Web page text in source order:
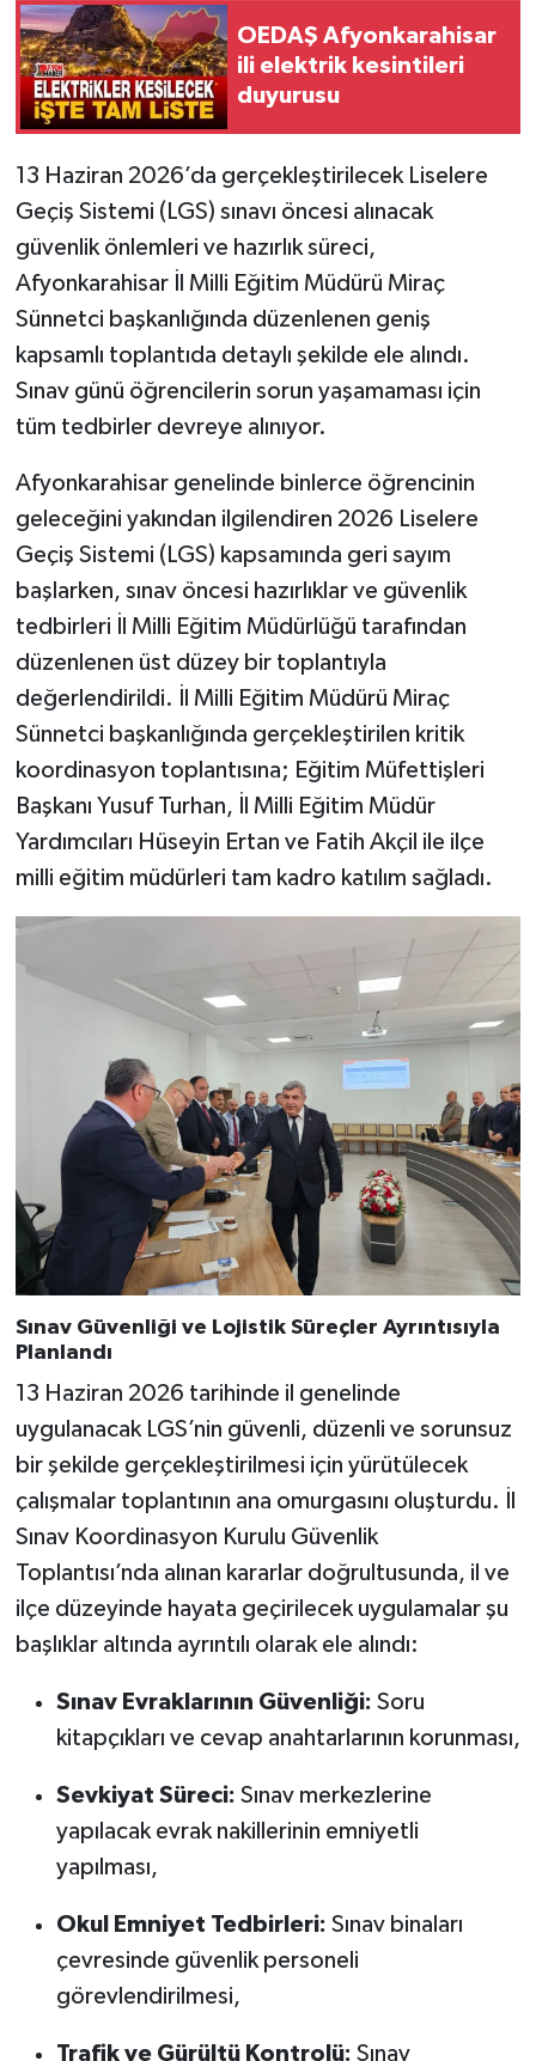
OEDAŞ Afyonkarahisar
ili elektrik kesintileri
duyurusu
13 Haziran 2026’da gerçekleştirilecek Liselere
Geçiş Sistemi (LGS) sınavı öncesi alınacak
güvenlik önlemleri ve hazırlık süreci,
Afyonkarahisar İl Milli Eğitim Müdürü Miraç
Sünnetci başkanlığında düzenlenen geniş
kapsamlı toplantıda detaylı şekilde ele alındı.
Sınav günü öğrencilerin sorun yaşamaması için
tüm tedbirler devreye alınıyor.
Afyonkarahisar genelinde binlerce öğrencinin
geleceğini yakından ilgilendiren 2026 Liselere
Geçiş Sistemi (LGS) kapsamında geri sayım
başlarken, sınav öncesi hazırlıklar ve güvenlik
tedbirleri İl Milli Eğitim Müdürlüğü tarafından
düzenlenen üst düzey bir toplantıyla
değerlendirildi. İl Milli Eğitim Müdürü Miraç
Sünnetci başkanlığında gerçekleştirilen kritik
koordinasyon toplantısına; Eğitim Müfettişleri
Başkanı Yusuf Turhan, İl Milli Eğitim Müdür
Yardımcıları Hüseyin Ertan ve Fatih Akçil ile ilçe
milli eğitim müdürleri tam kadro katılım sağladı.
Sınav Güvenliği ve Lojistik Süreçler Ayrıntısıyla
Planlandı
13 Haziran 2026 tarihinde il genelinde
uygulanacak LGS’nin güvenli, düzenli ve sorunsuz
bir şekilde gerçekleştirilmesi için yürütülecek
çalışmalar toplantının ana omurgasını oluşturdu. İl
Sınav Koordinasyon Kurulu Güvenlik
Toplantısı’nda alınan kararlar doğrultusunda, il ve
ilçe düzeyinde hayata geçirilecek uygulamalar şu
başlıklar altında ayrıntılı olarak ele alındı:
Sınav Evraklarının Güvenliği: Soru
kitapçıkları ve cevap anahtarlarının korunması,
Sevkiyat Süreci: Sınav merkezlerine
yapılacak evrak nakillerinin emniyetli
yapılması,
Okul Emniyet Tedbirleri: Sınav binaları
çevresinde güvenlik personeli
görevlendirilmesi,
Trafik ve Gürültü Kontrolü: Sınav